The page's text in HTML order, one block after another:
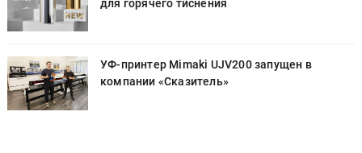
для горячего тиснения
УФ-принтер Mimaki UJV200 запущен в
компании «Сказитель»